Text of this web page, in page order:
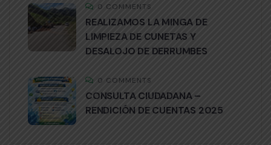
0 COMMENTS
REALIZAMOS LA MINGA DE
LIMPIEZA DE CUNETAS Y
DESALOJO DE DERRUMBES
0 COMMENTS
CONSULTA CIUDADANA –
RENDICIÓN DE CUENTAS 2025